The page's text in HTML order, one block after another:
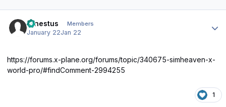
ernestus Members
January 22Jan 22
https://forums.x-plane.org/forums/topic/340675-simheaven-x-
world-pro/#findComment-2994255
1